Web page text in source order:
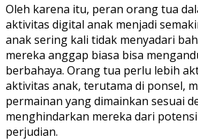
Oleh karena itu, peran orang tua
aktivitas digital anak menjadi
anak sering kali tidak menyadari
mereka anggap biasa bisa
berbahaya. Orang tua perlu lebih
aktivitas anak, terutama di ponsel,
permainan yang dimainkan sesuai
menghindarkan mereka dari
perjudian.